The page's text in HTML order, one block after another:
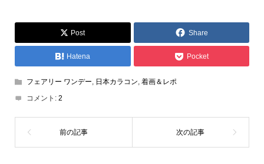
Post Share
Hatena Pocket
フェアリー ワンデー, 日本カラコン, 着画＆レポ
コメント: 2